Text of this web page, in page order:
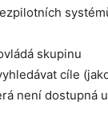
skupinu
cíle
není dostupná u